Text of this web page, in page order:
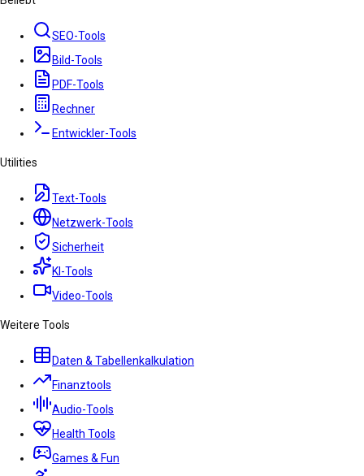
SEO-Tools
Bild-Tools
PDF-Tools
Rechner
Entwickler-Tools
Utilities
Text-Tools
Netzwerk-Tools
Sicherheit
KI-Tools
Video-Tools
Weitere Tools
Daten & Tabellenkalkulation
Finanztools
Audio-Tools
Health Tools
Games & Fun